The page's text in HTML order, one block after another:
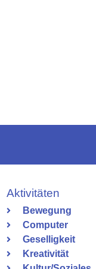
Aktivitäten
Bewegung
Computer
Geselligkeit
Kreativität